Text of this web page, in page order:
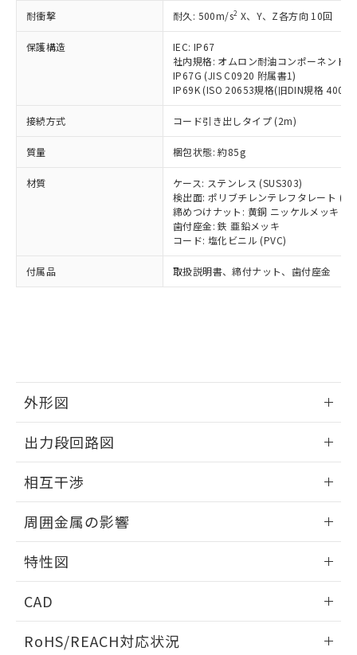
耐衝撃 耐久: 500m/s2 X、Y、Z各方向 10回
保護構造
IEC: IP67
社内規格: オムロン耐油コンポーネント
IP67G (JIS C0920 附属書1)
IP69K (ISO 20653規格(旧DIN規格
接続方式 コード引き出しタイプ (2m)
質量 梱包状態: 約85g
材質
ケース: ステンレス (SUS303)
検出面: ポリブチレンテレフタレート
締めつけナット: 黄銅 ニッケルメッキ
歯付座金: 鉄 亜鉛メッキ
コード: 塩化ビニル (PVC)
付属品 取扱説明書、締付ナット、歯付座金
外形図
外形図
出力段回路図
出力段回路図
相互干渉
相互干渉
周囲金属の影響
周囲金属の影響
特性図
検出物体の大きさと材質による影響
CAD
ドすることができます。
RoHS/REACH対応状況
タに基づき作成されるものであり、閲
覧された時点での実際の在庫および標
準価格とは異なる場合があることをご
了承ください。
正式な納期状況および標準価格はお客
様のお取引先、またはお客様担当のオ
ムロン制御機器販売店・当社販売員に
ご相談ください。
オムロン制御機器販売店や当社販売拠
販売ネットワーク
」をご確認
在庫状況および標準価格結果を当社の
事前の承諾なく第三者に漏洩または開
示しないようお願いします。
マイパーツ機能（部品リスト作成サー
ビス）をご利用いただくには、I-Web
メンバーズにご登録されている必要が
引・商談に必要な範囲で利用すること
※当社の共同利用者とは、"個人情報
の共同利用に関して"
用者の範囲」に記載されている法人を
鉛(Pb) 1000ppm以下、 水銀(Hg) 1000ppm以下、 カド
ミウム(Cd) 100ppm以下、
六価クロム(Cr(Ⅵ)) 1000ppm以下、ポリ臭化ビフェニル
類(PBB) 1000ppm以下、ポリ臭化ジフェニルエーテル類
(PBDE) 1000ppm以下、フタル酸ビス(2-エチルヘキシ
ル) (DEHP)(別名：DOP) 1000ppm以下、フタル酸ブチ
ルベンジル（BBP） 1000ppm以下、フタル酸ジブチル
（DBP） 1000ppm以下、フタル酸ジイソブチル
(DIBP) 1000ppm以下
但し、RoHS指令で産業用監視および制御機器に対する
フタル酸エステル類の４物質については閾値を超える意
部品在庫の切り替え状況などにより、予定
月が前後することがあります。
とができます。
EU RoHS指令（10物質）の非含有証明書
※本証明書は発行日時点で非含有を証明す
るもので、過去に遡って非含有を証明する
ものではありません。
物質の対応では、対応完了までの期間は出
荷製品に未対応品が混在することから備考
欄に対応日を記載しておりました。
既に当社にて対応品への在庫切替を完了
していることから、特段のことがない限
*中国RoHS10物質の基準値 (GB/T26572)：
Pb(鉛) :1000ppm、 Hg(水銀) : 1000ppm、 Cd(カドミウ
ム) : 100ppm、
Cr(Ⅵ)(六価クロム) : 1000ppm、 PBBs(ポリ臭化ビフェ
ニル類) : 1000ppm、 PBDEs(ポリ臭化ジフェニルエーテ
DBP(フタル酸ジブチル) : 1000ppm、 DIBP(フタル酸ジ
イソブチル) : 1000ppm、 BBP(フタル酸ブチルベンジ
ル) : 1000ppm、
※2 環境保護使用期限
「ｅ」：有害物質（10物質）のすべてが基
準値以下であることを示します。
「10」：通常の使用状況下において有害物
質が外部に漏えいし、環境に深刻な影響を
及ぼさない年数を意味します。
または国外への提供する場合は、日本
国政府の輸出許可(または役務取引許
可)を取得するなどの必要な手続きを
当社は規制貨物を破棄する場合は、完
全に破砕するなど、違法に輸出されな
いよう必要な手段を講じます。
当社は貴社製品を、核兵器、ミサイ
ル、化学兵器、生物兵器またはその他
武器並びにこれらの製造装置等に一切
使用いたしません。
当社は、貴社製品を第三者に販売する
場合は、上記1、2および3の内容を当
該第三者に通知します。また当社は、
販売先および販売に係わる関係者が違
法に輸出するおそれがある場合は、取
り引きをいたしません。
合意する キャンセル
一定数以上の在庫あり
一定数には満たないが在庫あり
在庫なし(最新の在庫状況につ
いては、お客様のお取引先、ま
たはお客様担当のオムロン制御
機器販売店・当社販売員にご確
認ください)
受注生産機種、また在庫状況の
情報を公開していない機種